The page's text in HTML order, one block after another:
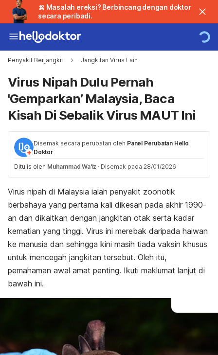
🍌 Masalah ereksi? Berbincang dengan doktor
secara peribadi.
Penyakit Berjangkit Jangkitan Virus Lain
Virus Nipah Dulu Pernah
'Gemparkan’ Malaysia, Baca
Kisah Di Sebalik Virus MAUT Ini
Disemak secara perubatan oleh Panel Perubatan Hello
Doktor
Ditulis oleh Muhammad Wa'iz · Disemak pada 28/01/2026
Virus nipah di Malaysia ialah penyakit zoonotik
berbahaya yang pertama kali dikesan pada akhir 1990-
an dan dikaitkan dengan jangkitan otak serta kadar
kematian yang tinggi. Virus ini merebak daripada haiwan
ke manusia dan sehingga kini masih tiada vaksin khusus
untuk mencegah jangkitan tersebut. Oleh itu,
pemahaman awal amat penting. Ikuti maklumat lanjut di
bawah ini.